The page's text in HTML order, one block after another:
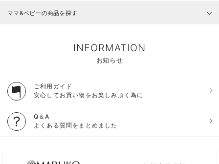
ママ&ベビーの商品を探す
INFORMATION
お知らせ
ご利用ガイド
安心してお買い物をお楽しみ頂く為に
Q＆A
よくある質問をまとめました